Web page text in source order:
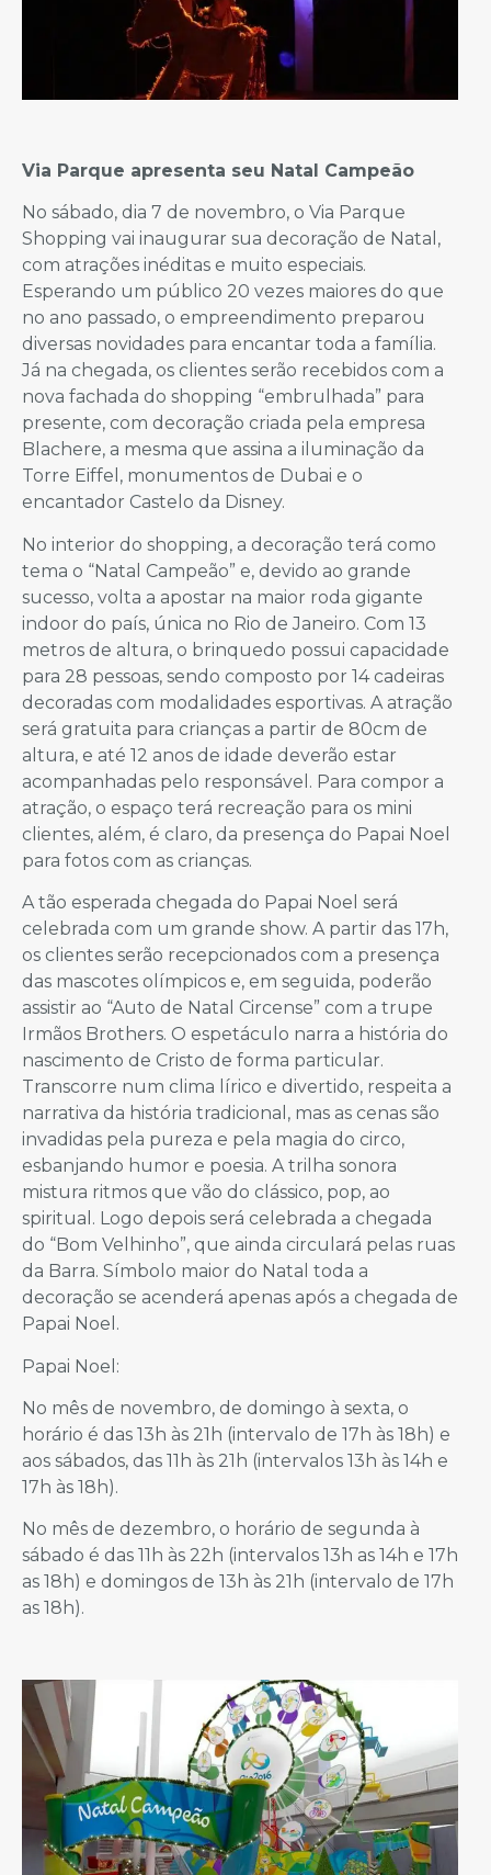
Via Parque apresenta seu Natal Campeão
No sábado, dia 7 de novembro, o Via Parque
Shopping vai inaugurar sua decoração de Natal,
com atrações inéditas e muito especiais.
Esperando um público 20 vezes maiores do que
no ano passado, o empreendimento preparou
diversas novidades para encantar toda a família.
Já na chegada, os clientes serão recebidos com a
nova fachada do shopping “embrulhada” para
presente, com decoração criada pela empresa
Blachere, a mesma que assina a iluminação da
Torre Eiffel, monumentos de Dubai e o
encantador Castelo da Disney.
No interior do shopping, a decoração terá como
tema o “Natal Campeão” e, devido ao grande
sucesso, volta a apostar na maior roda gigante
indoor do país, única no Rio de Janeiro. Com 13
metros de altura, o brinquedo possui capacidade
para 28 pessoas, sendo composto por 14 cadeiras
decoradas com modalidades esportivas. A atração
será gratuita para crianças a partir de 80cm de
altura, e até 12 anos de idade deverão estar
acompanhadas pelo responsável. Para compor a
atração, o espaço terá recreação para os mini
clientes, além, é claro, da presença do Papai Noel
para fotos com as crianças.
A tão esperada chegada do Papai Noel será
celebrada com um grande show. A partir das 17h,
os clientes serão recepcionados com a presença
das mascotes olímpicos e, em seguida, poderão
assistir ao “Auto de Natal Circense” com a trupe
Irmãos Brothers. O espetáculo narra a história do
nascimento de Cristo de forma particular.
Transcorre num clima lírico e divertido, respeita a
narrativa da história tradicional, mas as cenas são
invadidas pela pureza e pela magia do circo,
esbanjando humor e poesia. A trilha sonora
mistura ritmos que vão do clássico, pop, ao
spiritual. Logo depois será celebrada a chegada
do “Bom Velhinho”, que ainda circulará pelas ruas
da Barra. Símbolo maior do Natal toda a
decoração se acenderá apenas após a chegada de
Papai Noel.
Papai Noel:
No mês de novembro, de domingo à sexta, o
horário é das 13h às 21h (intervalo de 17h às 18h) e
aos sábados, das 11h às 21h (intervalos 13h às 14h e
17h às 18h).
No mês de dezembro, o horário de segunda à
sábado é das 11h às 22h (intervalos 13h as 14h e 17h
as 18h) e domingos de 13h às 21h (intervalo de 17h
as 18h).